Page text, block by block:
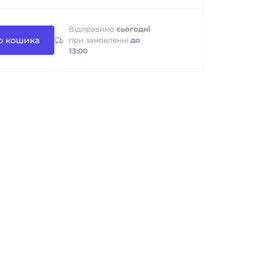
кошика
Відправимо сьогодні
при замовленні до
13:00